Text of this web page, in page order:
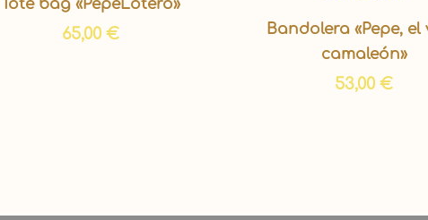
Tote bag «PepeLotero»
65,00 €
Bandolera «Pepe, el
camaleón»
53,00 €